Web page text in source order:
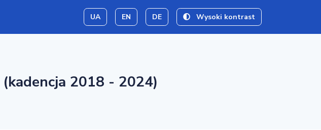
UA EN DE Wysoki kontrast
2018 - 2024)